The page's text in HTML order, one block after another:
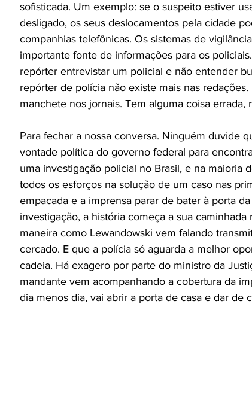
sofisticada. Um exemplo: se o suspeito estiver
desligado, os seus deslocamentos pela cidade
companhias telefônicas. Os sistemas de
importante fonte de informações para os
repórter entrevistar um policial e não entender
repórter de polícia não existe mais nas
manchete nos jornais. Tem alguma coisa errada,
Para fechar a nossa conversa. Ninguém duvide
vontade política do governo federal para
uma investigação policial no Brasil, e na maioria
todos os esforços na solução de um caso nas
empacada e a imprensa parar de bater à porta
investigação, a história começa a sua
maneira como Lewandowski vem falando
cercado. E que a polícia só aguarda a melhor
cadeia. Há exagero por parte do ministro da
mandante vem acompanhando a cobertura da
dia menos dia, vai abrir a porta de casa e dar de